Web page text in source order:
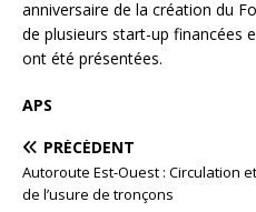
anniversaire de la création du
de plusieurs start-up financées
ont été présentées.
APS
PRÉCÉDENT
Autoroute Est-Ouest : Circulation
de l’usure de tronçons